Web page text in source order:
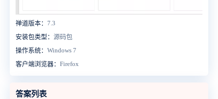
禅道版本： 7.3
安装包类型： 源码包
操作系统： Windows 7
客户端浏览器： Firefox
答案列表